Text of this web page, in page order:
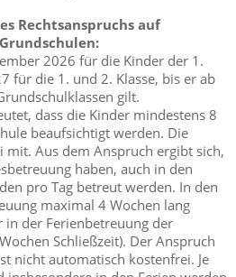
Rechtsanspruchs auf
2026 für die Kinder der 1.
für die 1. und 2. Klasse, bis er ab
gilt.
dass die Kinder mindestens 8
beaufsichtigt werden. Die
mit. Aus dem Anspruch ergibt sich,
haben, auch in den
pro Tag betreut werden. In den
maximal 4 Wochen lang
in der Ferienbetreuung der
Schließzeit). Der Anspruch
nicht automatisch kostenfrei. Je